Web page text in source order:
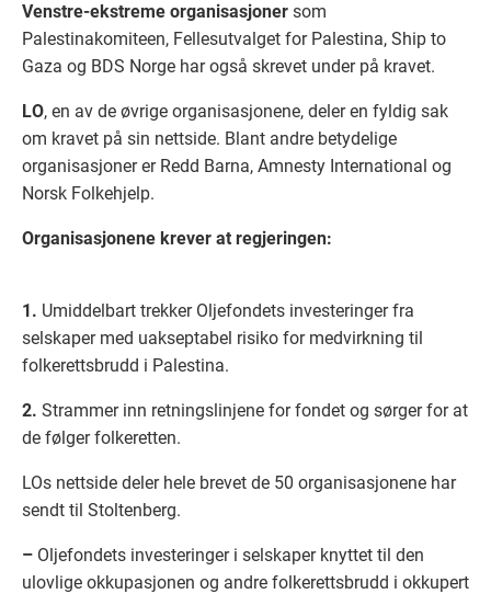
Venstre-ekstreme organisasjoner som
Palestinakomiteen, Fellesutvalget for Palestina, Ship to
Gaza og BDS Norge har også skrevet under på kravet.
LO, en av de øvrige organisasjonene, deler en fyldig sak
om kravet på sin nettside. Blant andre betydelige
organisasjoner er Redd Barna, Amnesty International og
Norsk Folkehjelp.
Organisasjonene krever at regjeringen:
1. Umiddelbart trekker Oljefondets investeringer fra
selskaper med uakseptabel risiko for medvirkning til
folkerettsbrudd i Palestina.
2. Strammer inn retningslinjene for fondet og sørger for at
de følger folkeretten.
LOs nettside deler hele brevet de 50 organisasjonene har
sendt til Stoltenberg.
– Oljefondets investeringer i selskaper knyttet til den
ulovlige okkupasjonen og andre folkerettsbrudd i okkupert